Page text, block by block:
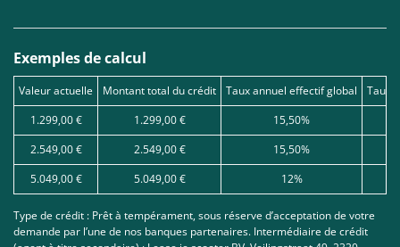
Exemples de calcul
Valeur actuelle Montant total du crédit Taux annuel effectif global
Taux
1.299,00 €
1.299,00 €
15,50%
2.549,00 €
2.549,00 €
15,50%
5.049,00 €
5.049,00 € 12%
Type de crédit : Prêt à tempérament, sous réserve d’acceptation de votre
demande par l’une de nos banques partenaires. Intermédiaire de crédit